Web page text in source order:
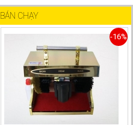
BÁN CHẠY
-16%